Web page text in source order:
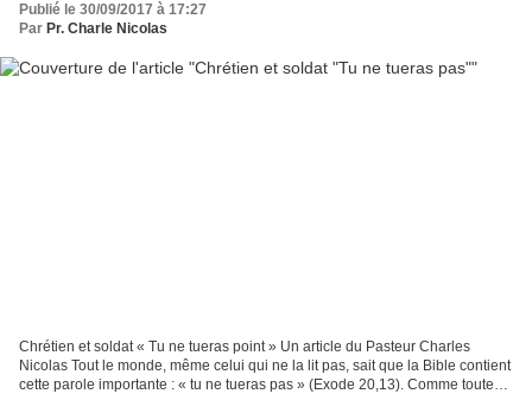
Publié le 30/09/2017 à 17:27
Par Pr. Charle Nicolas
Chrétien et soldat « Tu ne tueras point » Un article du Pasteur Charles
Nicolas Tout le monde, même celui qui ne la lit pas, sait que la Bible contient
cette parole importante : « tu ne tueras pas » (Exode 20,13). Comme toutes